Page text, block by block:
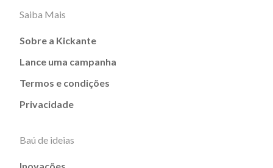
Saiba Mais
Sobre a Kickante
Lance uma campanha
Termos e condições
Privacidade
Baú de ideias
Inovações